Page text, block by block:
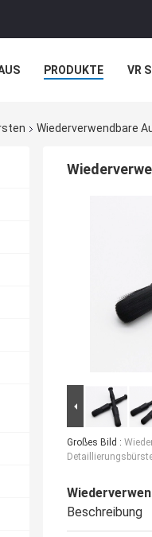
PRODUKTE VR
Wiederverwendbare
Großes Bild :
Beschreibung